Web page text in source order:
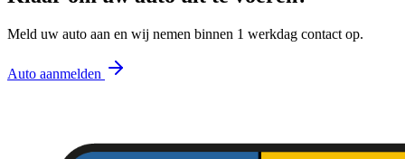
Meld uw auto aan en wij nemen binnen 1 werkdag contact op.
Auto aanmelden